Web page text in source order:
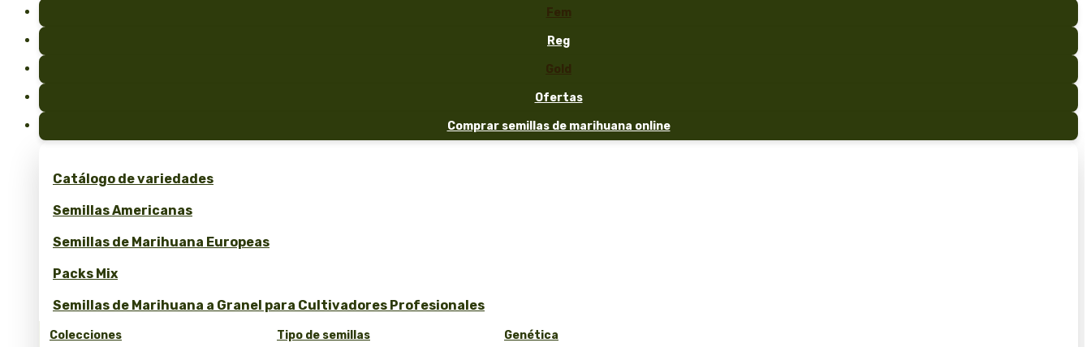
Fem
Reg
Gold
Ofertas
Comprar semillas de marihuana online
Catálogo de variedades
Semillas Americanas
Semillas de Marihuana Europeas
Packs Mix
Semillas de Marihuana a Granel para Cultivadores Profesionales
Colecciones Tipo de semillas Genética